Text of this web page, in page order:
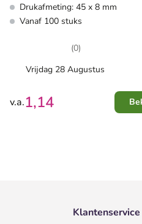
Drukafmeting: 45 x 8 mm
Vanaf 100 stuks
(0)
Vrijdag 28 Augustus
v.a.1,14
Klantenservice